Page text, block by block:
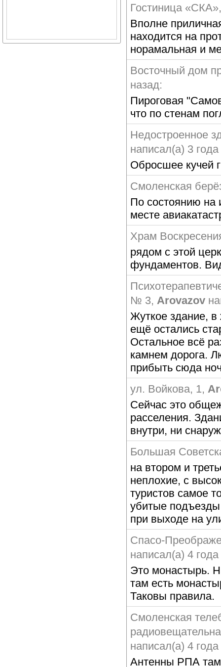
Гостиница «СКА»
Вполне
находится на
норамальная и
Восточный дом
назад:
Пироговая
что по стенам
Недостроенное
написал(а) 3
Обросшее кучей
Смоленская
По состоянию на
месте
Храм
рядом с этой
фундаментов.
№ 3,Arovazov
Жуткое здание,
ещё остались
Остальное всё
камнем дорога.
прибыть сюда
ул. Войкова, 1,
Сейчас это
расселения.
внутри, ни
Большая
на втором и
неплохие, с
туристов самое
убитые
при выходе на
Спасо-
написал(а) 4
Это монастырь.
там есть
Таковы правила.
Смоленская
написал(а) 4
Антенны РПА